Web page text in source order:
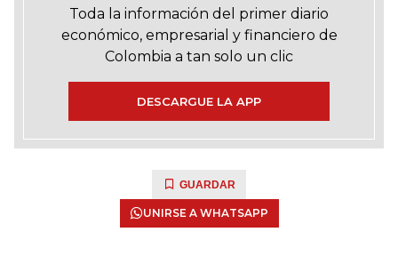
Toda la información del primer diario
económico, empresarial y financiero de
Colombia a tan solo un clic
DESCARGUE LA APP
GUARDAR
UNIRSE A WHATSAPP